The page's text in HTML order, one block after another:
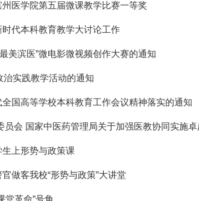
医学院第五届微课教学比赛一等奖
代本科教育教学大讨论工作
美滨医”微电影微视频创作大赛的通知
治实践教学活动的通知
国高等学校本科教育工作会议精神落实的通知
员会 国家中医药管理局关于加强医教协同实施
上形势与政策课
做客我校“形势与政策”大讲堂
堂革命”号角